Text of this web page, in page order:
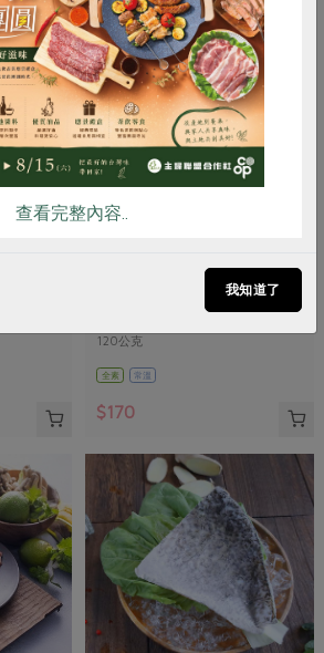
杏仁角海苔脆片(維聖發)-120g
120公克
全素 常溫
$170
RPET 食譜 減硝酸鹽
食安 共同購買
查看完整內容..
我知道了